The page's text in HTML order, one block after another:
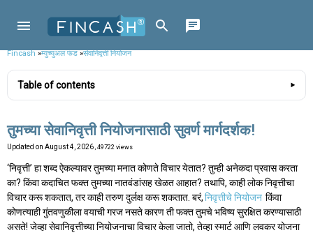
Fincash»म्युच्युअल फंड»सेवानिवृत्ती नियोजन
Table of contents
तुमच्या सेवानिवृत्ती नियोजनासाठी सुवर्ण मार्गदर्शक!
Updated on August 4, 2026 , 49722 views
‘निवृत्ती’ हा शब्द ऐकल्यावर तुमच्या मनात कोणते विचार येतात? तुम्ही अनेकदा प्रवास करता
का? किंवा कदाचित फक्त तुमच्या नातवंडांसह खेळत आहात? तथापि, काही लोक निवृत्तीचा
विचार करू शकतात, तर काही तरुण दुर्लक्ष करू शकतात. बरं,निवृत्तीचे नियोजन किंवा
कोणत्याही गुंतवणुकीला वयाची गरज नसते कारण ती फक्त तुमचे भविष्य सुरक्षित करण्यासाठी
असते! जेव्हा सेवानिवृत्तीच्या नियोजनाचा विचार केला जातो, तेव्हा स्मार्ट आणि लवकर योजना